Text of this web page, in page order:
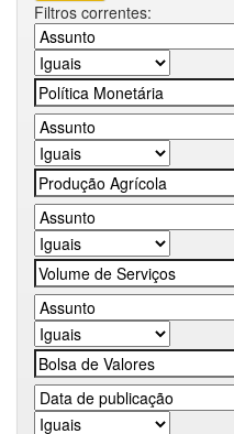
Filtros correntes: